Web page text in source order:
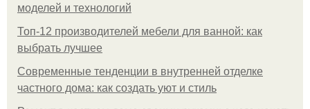
моделей и технологий
Топ-12 производителей мебели для ванной: как
выбрать лучшее
Современные тенденции в внутренней отделке
частного дома: как создать уют и стиль